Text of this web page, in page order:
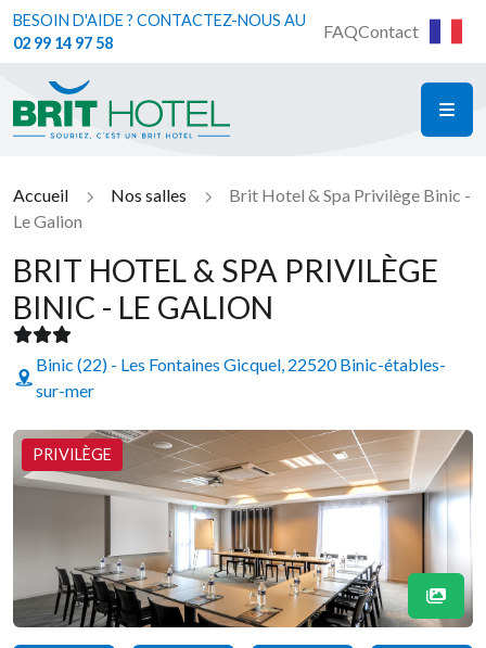
BESOIN D'AIDE ? CONTACTEZ-NOUS AU
02 99 14 97 58
FAQContact
Brit Hotel
Accueil Nos salles
Brit Hotel & Spa Privilège Binic -
Le Galion
BRIT HOTEL & SPA PRIVILÈGE
BINIC - LE GALION
Binic (22) - Les Fontaines Gicquel, 22520 Binic-étables-
sur-mer
PRIVILÈGE